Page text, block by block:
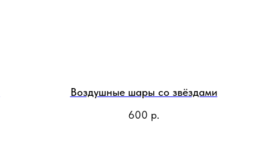
Воздушные шары со звёздами
600 р.